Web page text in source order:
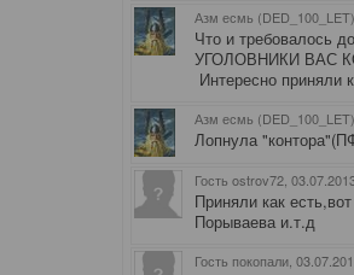
Азм есмь
Что и
УГОЛОВНИКИ ВАС
Интересно приняли
Азм есмь
Лопнула
Гость ostrov72 ,
Приняли как
Порываева и.т.д
Гость покопали ,